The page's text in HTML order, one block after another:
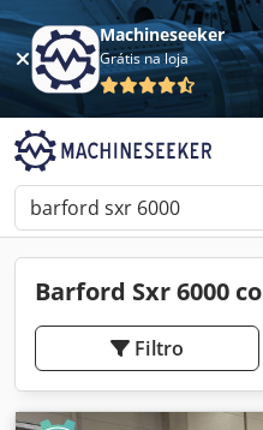
Machineseeker
Grátis na loja
Barford Sxr 6000
Filtro